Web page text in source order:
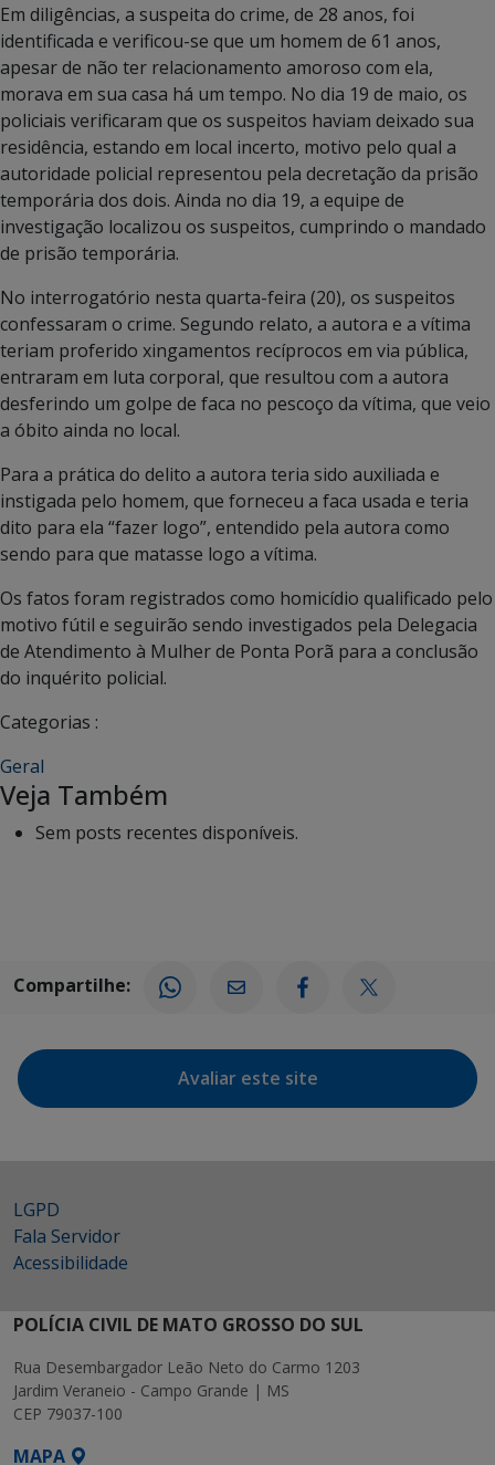
Em diligências, a suspeita do crime, de 28 anos, foi
identificada e verificou-se que um homem de 61 anos,
apesar de não ter relacionamento amoroso com ela,
morava em sua casa há um tempo. No dia 19 de maio, os
policiais verificaram que os suspeitos haviam deixado sua
residência, estando em local incerto, motivo pelo qual a
autoridade policial representou pela decretação da prisão
temporária dos dois. Ainda no dia 19, a equipe de
investigação localizou os suspeitos, cumprindo o mandado
de prisão temporária.
No interrogatório nesta quarta-feira (20), os suspeitos
confessaram o crime. Segundo relato, a autora e a vítima
teriam proferido xingamentos recíprocos em via pública,
entraram em luta corporal, que resultou com a autora
desferindo um golpe de faca no pescoço da vítima, que veio
a óbito ainda no local.
Para a prática do delito a autora teria sido auxiliada e
instigada pelo homem, que forneceu a faca usada e teria
dito para ela “fazer logo”, entendido pela autora como
sendo para que matasse logo a vítima.
Os fatos foram registrados como homicídio qualificado pelo
motivo fútil e seguirão sendo investigados pela Delegacia
de Atendimento à Mulher de Ponta Porã para a conclusão
do inquérito policial.
Categorias :
Geral
Veja Também
Sem posts recentes disponíveis.
Compartilhe:
Avaliar este site
LGPD
Fala Servidor
Acessibilidade
POLÍCIA CIVIL DE MATO GROSSO DO SUL
Rua Desembargador Leão Neto do Carmo 1203
Jardim Veraneio - Campo Grande | MS
CEP 79037-100
MAPA